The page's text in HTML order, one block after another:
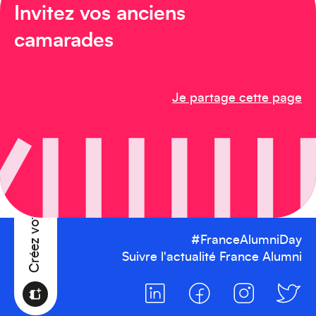
Invitez vos anciens
camarades
Je partage cette page
Créez votre événement
Afrique
#FranceAlumniDay
Suivre l'actualité France Alumni